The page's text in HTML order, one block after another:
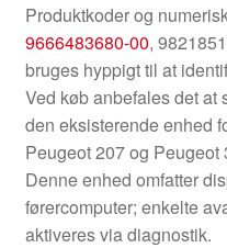
Produktkoder og
9666483680-00,
bruges hyppigt til at
Ved køb anbefales det at
den eksisterende enhed
Peugeot 207 og Peugeot
Denne enhed omfatter
førercomputer; enkelte
aktiveres via diagnostik.